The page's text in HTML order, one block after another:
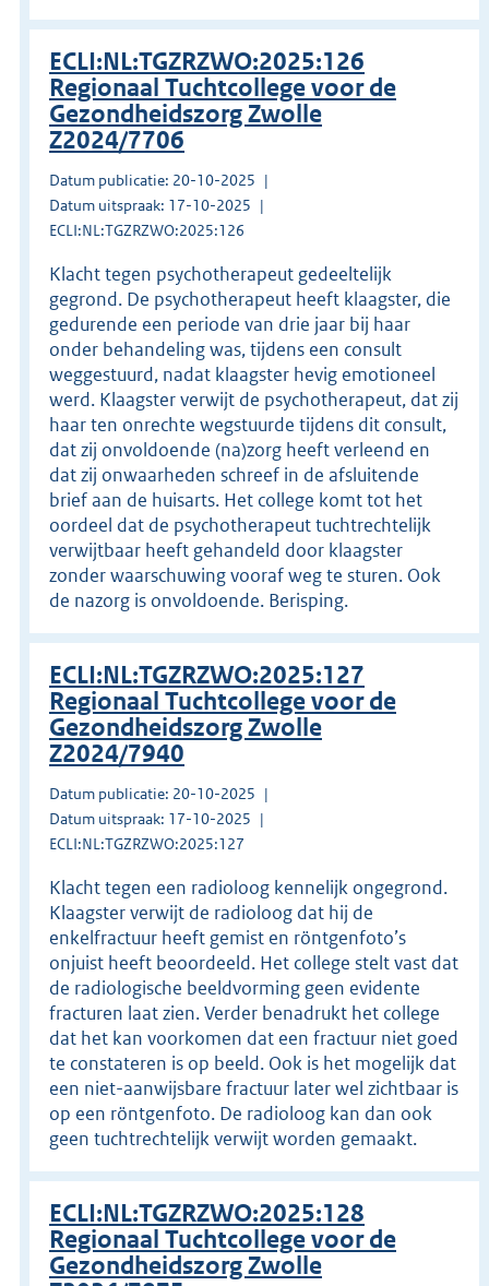
ECLI:NL:TGZRZWO:2025:126
Regionaal Tuchtcollege voor de
Gezondheidszorg Zwolle
Z2024/7706
Datum publicatie: 20-10-2025
Datum uitspraak: 17-10-2025
ECLI:NL:TGZRZWO:2025:126
Klacht tegen psychotherapeut gedeeltelijk
gegrond. De psychotherapeut heeft klaagster, die
gedurende een periode van drie jaar bij haar
onder behandeling was, tijdens een consult
weggestuurd, nadat klaagster hevig emotioneel
werd. Klaagster verwijt de psychotherapeut, dat zij
haar ten onrechte wegstuurde tijdens dit consult,
dat zij onvoldoende (na)zorg heeft verleend en
dat zij onwaarheden schreef in de afsluitende
brief aan de huisarts. Het college komt tot het
oordeel dat de psychotherapeut tuchtrechtelijk
verwijtbaar heeft gehandeld door klaagster
zonder waarschuwing vooraf weg te sturen. Ook
de nazorg is onvoldoende. Berisping.
ECLI:NL:TGZRZWO:2025:127
Regionaal Tuchtcollege voor de
Gezondheidszorg Zwolle
Z2024/7940
Datum publicatie: 20-10-2025
Datum uitspraak: 17-10-2025
ECLI:NL:TGZRZWO:2025:127
Klacht tegen een radioloog kennelijk ongegrond.
Klaagster verwijt de radioloog dat hij de
enkelfractuur heeft gemist en röntgenfoto’s
onjuist heeft beoordeeld. Het college stelt vast dat
de radiologische beeldvorming geen evidente
fracturen laat zien. Verder benadrukt het college
dat het kan voorkomen dat een fractuur niet goed
te constateren is op beeld. Ook is het mogelijk dat
een niet-aanwijsbare fractuur later wel zichtbaar is
op een röntgenfoto. De radioloog kan dan ook
geen tuchtrechtelijk verwijt worden gemaakt.
ECLI:NL:TGZRZWO:2025:128
Regionaal Tuchtcollege voor de
Gezondheidszorg Zwolle